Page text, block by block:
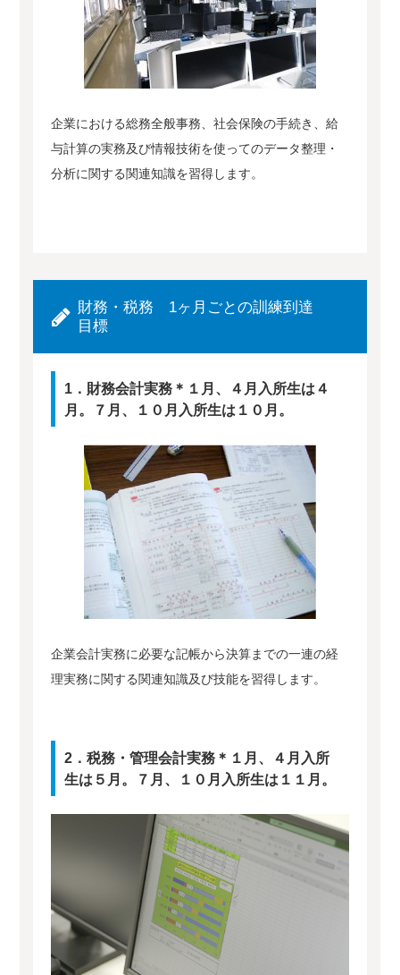
企業における総務全般事務、社会保険の手続き、給
与計算の実務及び情報技術を使ってのデータ整理・
分析に関する関連知識を習得します。
財務・税務 1ヶ月ごとの訓練到達
目標
1．財務会計実務＊１月、４月入所生は４
月。７月、１０月入所生は１０月。
企業会計実務に必要な記帳から決算までの一連の経
理実務に関する関連知識及び技能を習得します。
2．税務・管理会計実務＊１月、４月入所
生は５月。７月、１０月入所生は１１月。